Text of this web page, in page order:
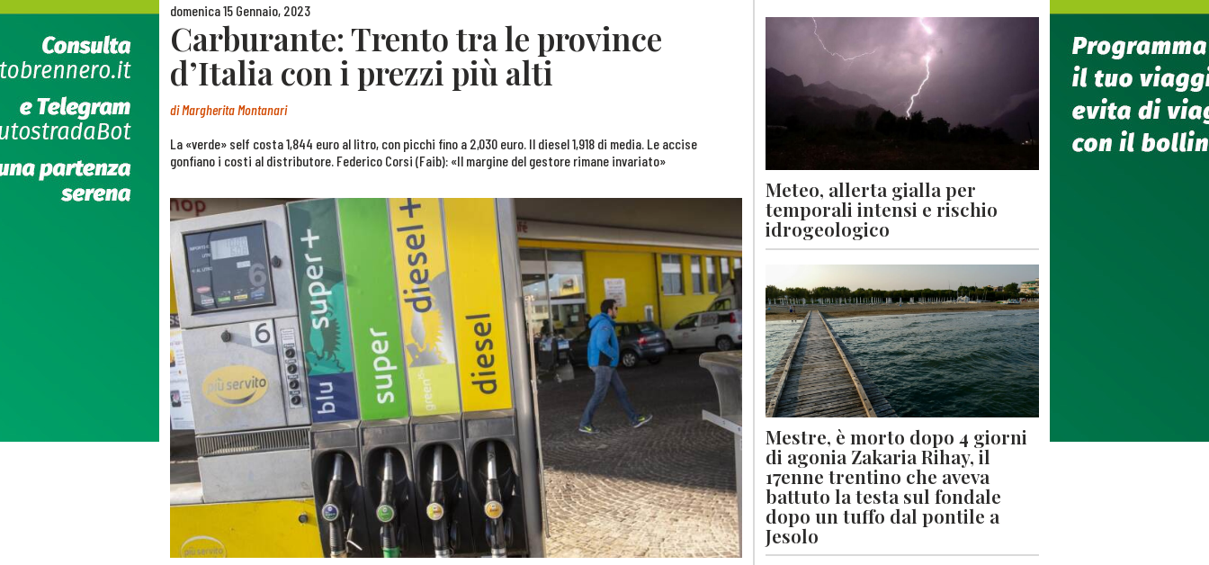
domenica 15 Gennaio, 2023
Carburante: Trento tra le province
d’Italia con i prezzi più alti
diMargherita Montanari
La «verde» self costa 1,844 euro al litro, con picchi fino a 2,030 euro. Il diesel 1,918 di media. Le accise
gonfiano i costi al distributore. Federico Corsi (Faib): «Il margine del gestore rimane invariato»
Meteo, allerta gialla per
temporali intensi e rischio
idrogeologico
Mestre, è morto dopo 4 giorni
di agonia Zakaria Rihay, il
17enne trentino che aveva
battuto la testa sul fondale
dopo un tuffo dal pontile a
Jesolo